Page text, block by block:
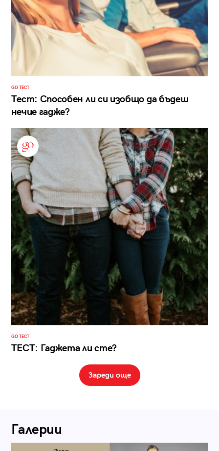
GO ТЕСТ
Тест: Способен ли си изобщо да бъдеш
нечие гадже?
GO ТЕСТ
ТЕСТ: Гаджета ли сте?
Зареди още
Галерии